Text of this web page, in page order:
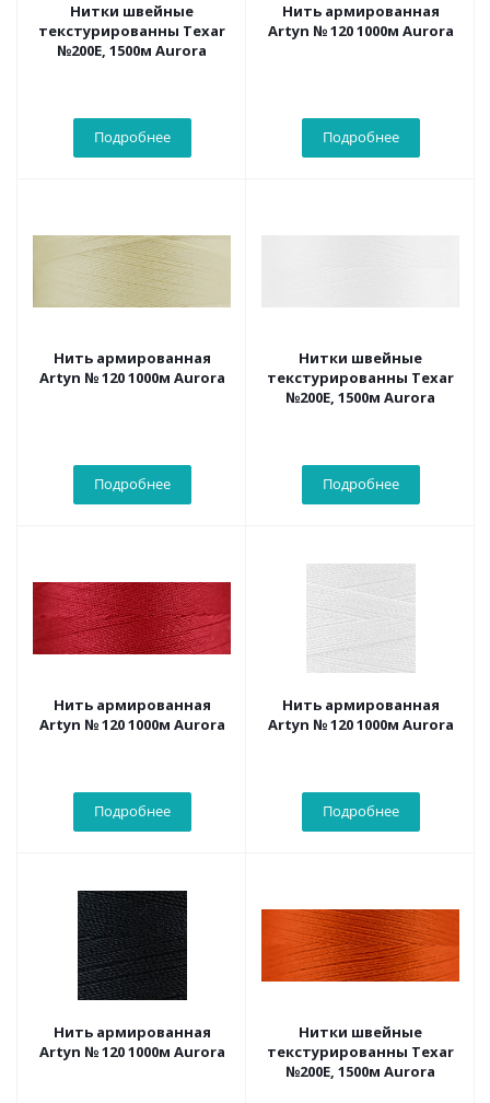
Нитки швейные
текстурированны Texar
№200Е, 1500м Aurora
Подробнее
Нить армированная
Artyn № 120 1000м Aurora
Подробнее
Нить армированная
Artyn № 120 1000м Aurora
Подробнее
Нитки швейные
текстурированны Texar
№200Е, 1500м Aurora
Подробнее
Нить армированная
Artyn № 120 1000м Aurora
Подробнее
Нить армированная
Artyn № 120 1000м Aurora
Подробнее
Нить армированная
Artyn № 120 1000м Aurora
Нитки швейные
текстурированны Texar
№200Е, 1500м Aurora